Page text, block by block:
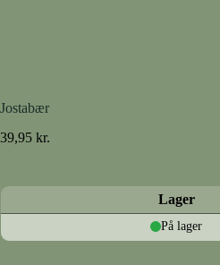
Jostabær
39,95 kr.
Lager
På lager